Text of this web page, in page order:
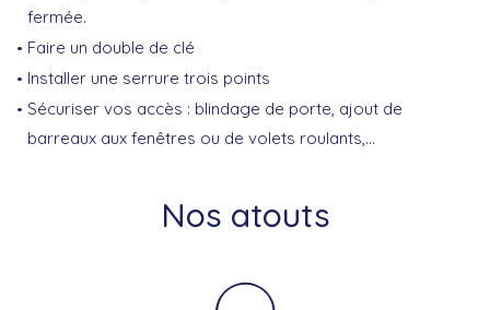
fermée.
Faire un double de clé
Installer une serrure trois points
Sécuriser vos accès : blindage de porte, ajout de
barreaux aux fenêtres ou de volets roulants,…
Nos atouts